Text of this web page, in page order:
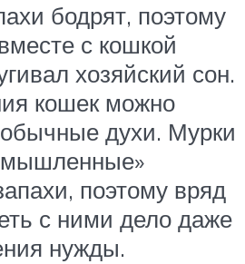
бодрят, поэтому
с кошкой
хозяйский сон.
кошек можно
духи. Мурки
поэтому вряд
с ними дело даже
нужды.